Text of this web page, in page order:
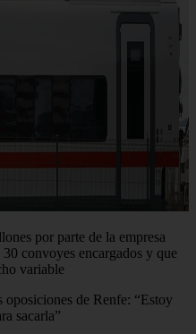
por parte de la empresa
convoyes encargados y que
variable
de Renfe: “Estoy
sacarla”